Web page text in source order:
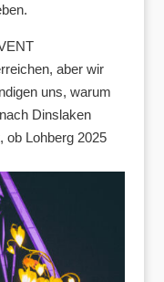
aber wir
uns, warum
Dinslaken
ob Lohberg 2025